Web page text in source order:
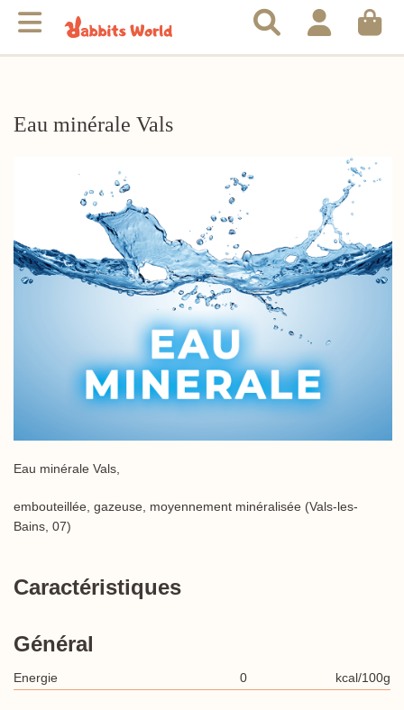
Eau minérale Vals
Eau minérale Vals,
embouteillée, gazeuse, moyennement minéralisée (Vals-les-
Bains, 07)
Caractéristiques
Général
Energie 0 kcal/100g